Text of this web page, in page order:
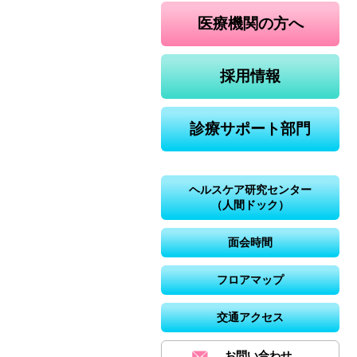
医療機関の方へ
採用情報
診療サポート部門
ヘルスケア研究センター
（人間ドック）
面会時間
フロアマップ
交通アクセス